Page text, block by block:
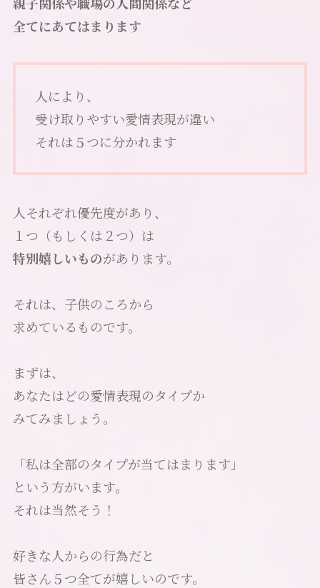
全てにあてはまります
人により、
受け取りやすい愛情表現が違い
それは５つに分かれます
人それぞれ優先度があり、
１つ（もしくは２つ）は
特別嬉しいものがあります。
それは、子供のころから
求めているものです。
まずは、
あなたはどの愛情表現のタイプか
みてみましょう。
「私は全部のタイプが当てはまります」
という方がいます。
それは当然そう！
好きな人からの行為だと
皆さん５つ全てが嬉しいのです。